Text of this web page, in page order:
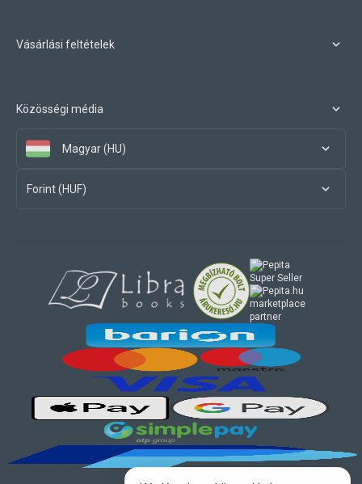
Vásárlási feltételek
Közösségi média
Magyar (HU)
Forint (HUF)
marketplace
partner